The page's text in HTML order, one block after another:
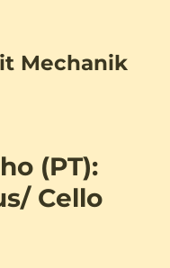
Mechanik
(PT):
Cello